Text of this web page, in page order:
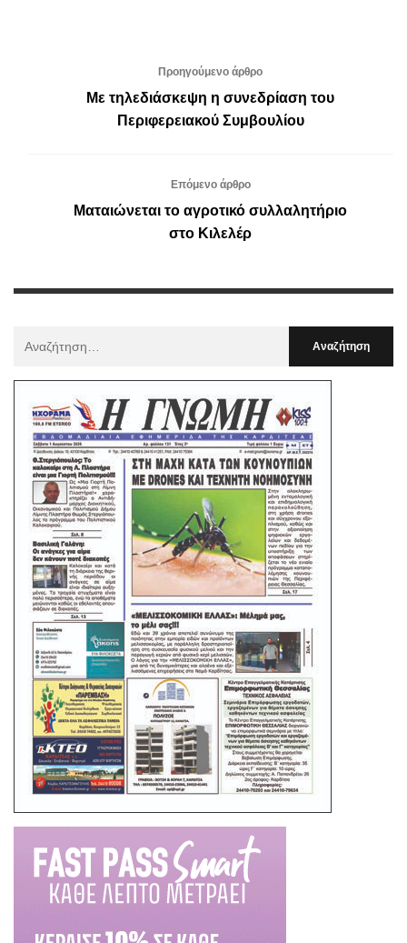
Προηγούμενο άρθρο
Με τηλεδιάσκεψη η συνεδρίαση του
Περιφερειακού Συμβουλίου
Επόμενο άρθρο
Ματαιώνεται το αγροτικό συλλαλητήριο
στο Κιλελέρ
: